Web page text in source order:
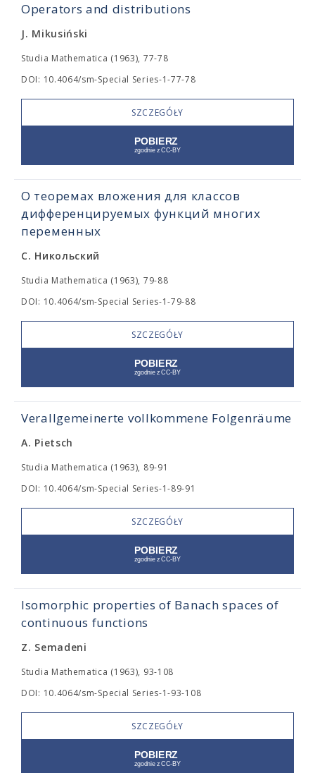
Operators and distributions
J. Mikusiński
Studia Mathematica (1963), 77-78
DOI: 10.4064/sm-Special Series-1-77-78
SZCZEGÓŁY
О теоремах вложения для классов
дифференцируемых функций многих
переменных
С. Никольский
Studia Mathematica (1963), 79-88
DOI: 10.4064/sm-Special Series-1-79-88
SZCZEGÓŁY
Verallgemeinerte vollkommene Folgenräume
A. Pietsch
Studia Mathematica (1963), 89-91
DOI: 10.4064/sm-Special Series-1-89-91
SZCZEGÓŁY
Isomorphic properties of Banach spaces of
continuous functions
Z. Semadeni
Studia Mathematica (1963), 93-108
DOI: 10.4064/sm-Special Series-1-93-108
SZCZEGÓŁY